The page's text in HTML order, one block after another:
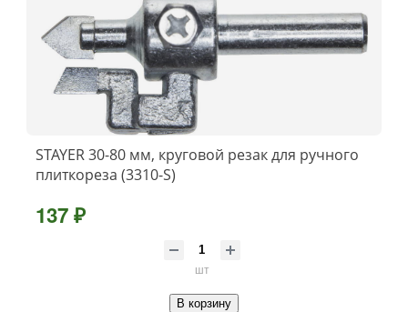
STAYER 30-80 мм, круговой резак для ручного
плиткореза (3310-S)
137 ₽
шт
В корзину